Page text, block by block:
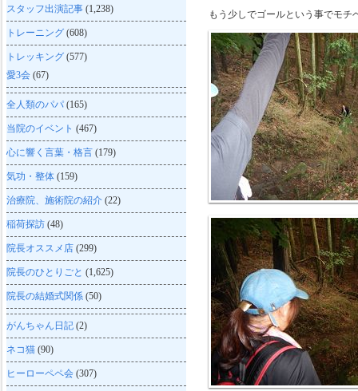
もう少しでゴールという事でモ
スタッフ出演記事 (1,238)
トレーニング (608)
トレッキング (577)
愛3会 (67)
全人類のパパ (165)
当院のイベント (467)
心に響く言葉・格言 (179)
気功・整体 (159)
治療院、施術院の紹介 (22)
稲荷探訪 (48)
院長オススメ店 (299)
院長のひとりごと (1,625)
院長の結婚式関係 (50)
がんちゃん日記 (2)
ネコ猫 (90)
ヒーローペペ会 (307)